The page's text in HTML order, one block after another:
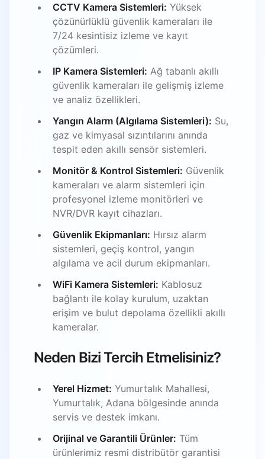
CCTV Kamera Sistemleri: Yüksek
çözünürlüklü güvenlik kameraları ile
7/24 kesintisiz izleme ve kayıt
çözümleri.
IP Kamera Sistemleri: Ağ tabanlı akıllı
güvenlik kameraları ile gelişmiş izleme
ve analiz özellikleri.
Yangın Alarm (Algılama Sistemleri): Su,
gaz ve kimyasal sızıntılarını anında
tespit eden akıllı sensör sistemleri.
Monitör & Kontrol Sistemleri: Güvenlik
kameraları ve alarm sistemleri için
profesyonel izleme monitörleri ve
NVR/DVR kayıt cihazları.
Güvenlik Ekipmanları: Hırsız alarm
sistemleri, geçiş kontrol, yangın
algılama ve acil durum ekipmanları.
WiFi Kamera Sistemleri: Kablosuz
bağlantı ile kolay kurulum, uzaktan
erişim ve bulut depolama özellikli akıllı
kameralar.
Neden Bizi Tercih Etmelisiniz?
Yerel Hizmet: Yumurtalık Mahallesi,
Yumurtalık, Adana bölgesinde anında
servis ve destek imkanı.
Orijinal ve Garantili Ürünler: Tüm
ürünlerimiz resmi distribütör garantisi